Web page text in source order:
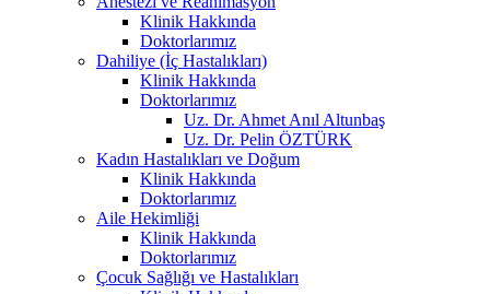
Klinik Hakkında
Doktorlarımız
Dahiliye (İç Hastalıkları)
Klinik Hakkında
Doktorlarımız
Uz. Dr. Ahmet Anıl Altunbaş
Uz. Dr. Pelin ÖZTÜRK
Kadın Hastalıkları ve Doğum
Klinik Hakkında
Doktorlarımız
Aile Hekimliği
Klinik Hakkında
Doktorlarımız
Çocuk Sağlığı ve Hastalıkları